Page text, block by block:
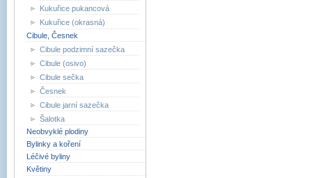
Kukuřice pukancová
Kukuřice (okrasná)
Cibule, Česnek
Cibule podzimní sazečka
Cibule (osivo)
Cibule sečka
Česnek
Cibule jarní sazečka
Šalotka
Neobvyklé plodiny
Bylinky a koření
Léčivé byliny
Květiny